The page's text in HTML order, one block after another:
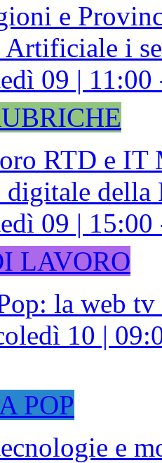
e
Artificiale i
09 |
RTD e IT
della
09 |
LAVORO
la web
10 |
POP
e